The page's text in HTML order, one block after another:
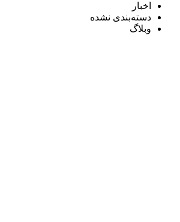
اخبار
دسته‌بندی نشده
وبلاگ